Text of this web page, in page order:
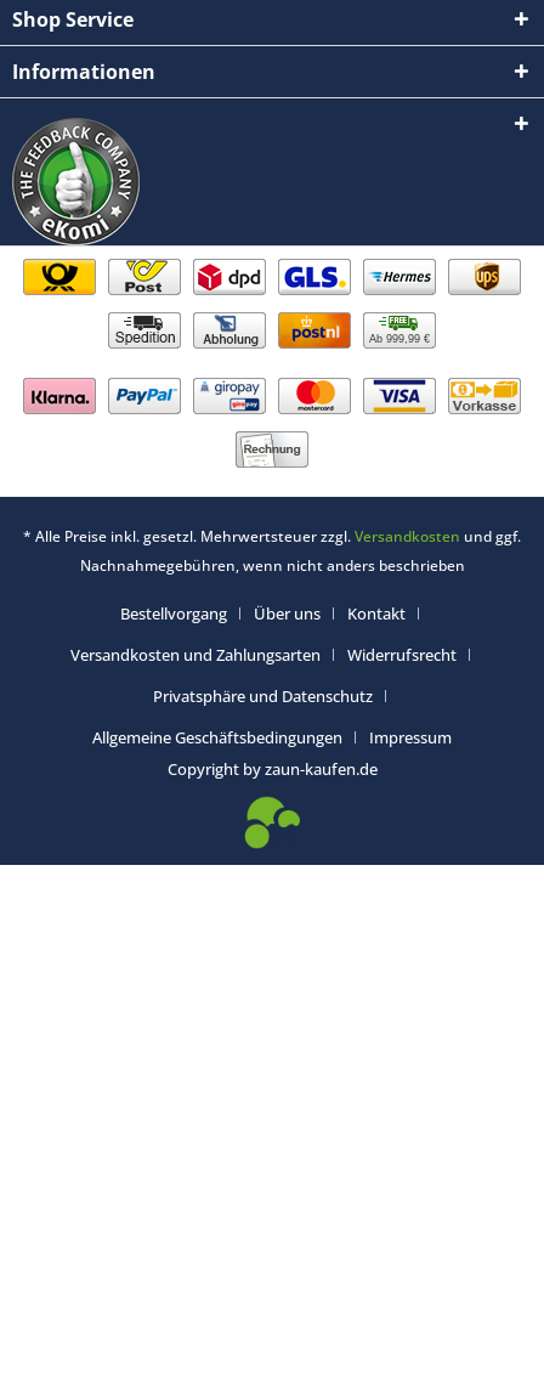
Shop Service
Informationen
Ab 999,99 €
* Alle Preise inkl. gesetzl. Mehrwertsteuer zzgl.Versandkosten und ggf.
Nachnahmegebühren, wenn nicht anders beschrieben
Bestellvorgang Über uns
Kontakt
Versandkosten und Zahlungsarten
Widerrufsrecht
Privatsphäre und Datenschutz
Allgemeine Geschäftsbedingungen
Impressum
Copyright by zaun-kaufen.de